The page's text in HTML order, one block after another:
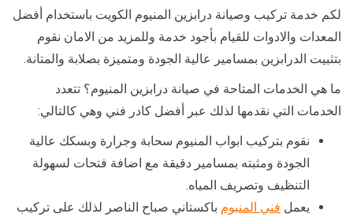
لكم خدمة تركيب وصيانة درابزين المنيوم الكويت باستخدام أفضل
المعدات والادوات للقيام بأجود خدمة وللمزيد من الامان نقوم
بتثبيت الدرابزين بمسامير عالية الجودة ومتميزة بصلابة والمتانة.
ما هي الخدمات المتاحة في صيانة درابزين المنيوم؟ تتعدد
الخدمات التي نقدمها لذلك عبر أفضل كادر فني وهي كالتالي:
نقوم بتركيب ابواب المنيوم سحابة وجرارة وبسكك عالية
الجودة ومثبته بمسامير دقيقة مع اضافة فتحات لسهولة
التنظيف وتصريف المياه.
يعمل فني المنيوم باكستاني صباح الناصر لذلك على تركيب